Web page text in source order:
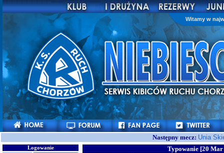
Witamy w
Następny mecz: Unia
Logowanie
Typowanie [20 Mar